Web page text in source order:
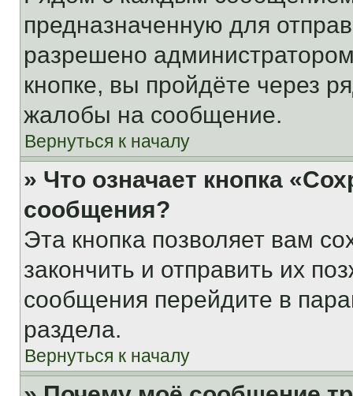
предназначенную для
разрешено
кнопке, вы пройдёте через
жалобы на сообщение.
Вернуться к началу
» Что означает кнопка
сообщения?
Эта кнопка позволяет вам
закончить и отправить их
сообщения перейдите в
раздела.
Вернуться к началу